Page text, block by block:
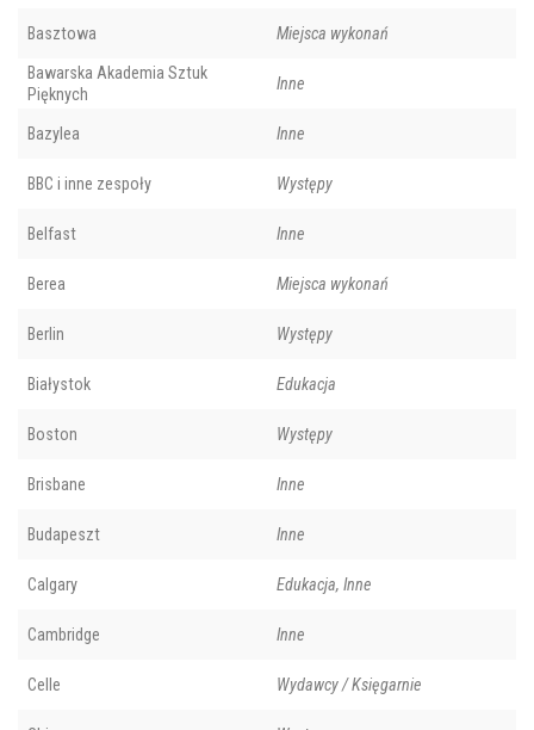
Basztowa Miejsca wykonań
Bawarska Akademia Sztuk
Pięknych
Inne
Bazylea Inne
BBC i inne zespoły Występy
Belfast Inne
Berea Miejsca wykonań
Berlin Występy
Białystok Edukacja
Boston Występy
Brisbane Inne
Budapeszt Inne
Calgary Edukacja, Inne
Cambridge Inne
Celle Wydawcy / Księgarnie